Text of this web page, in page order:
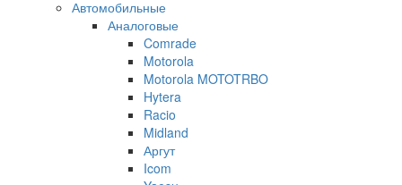
Автомобильные
Аналоговые
Comrade
Motorola
Motorola MOTOTRBO
Hytera
Racio
Midland
Аргут
Icom